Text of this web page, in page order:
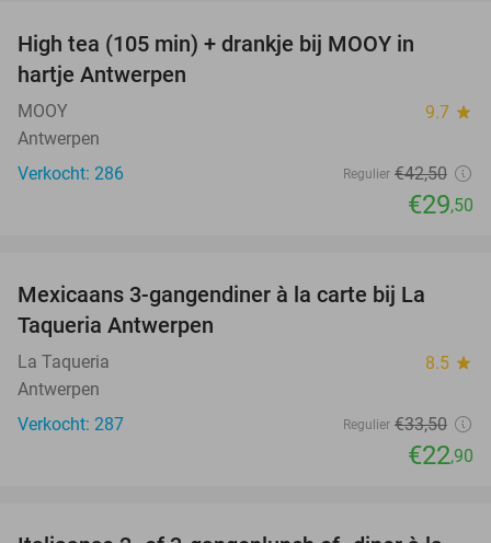
High tea (105 min) + drankje bij MOOY in
hartje Antwerpen
MOOY 9.7 star
Antwerpen
Verkocht: 286
Regulier €42,50
€29,50
32%
Mexicaans 3-gangendiner à la carte bij La
Taqueria Antwerpen
La Taqueria 8.5 star
Antwerpen
Verkocht: 287
Regulier €33,50
€22,90